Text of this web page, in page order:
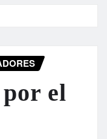
por el